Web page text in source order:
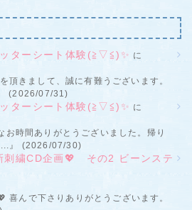
ターシート体験(≧▽≦)✨ に
頂きまして、誠に有難うございます。
(2026/07/31)
ターシート体験(≧▽≦)✨ に
お時間ありがとうございました。帰り
』 (2026/07/30)
刺繍CD企画💖 その2 ビーンステ
んで下さりありがとうございます。